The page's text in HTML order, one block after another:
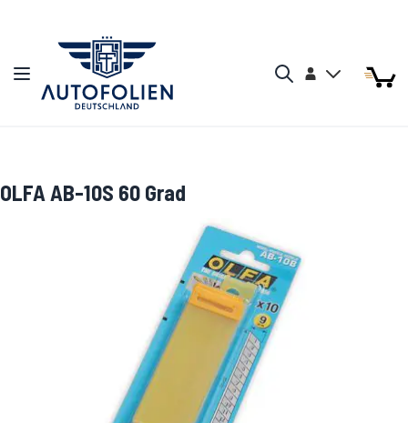
Navigation umschalten Konto Mein
OLFA AB-10S 60 Grad